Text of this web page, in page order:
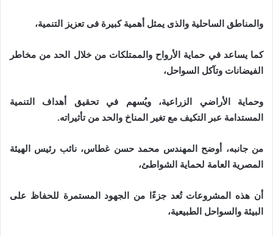
والمناطق الساحلية والذى يمثل أهمية كبيرة فى تعزيز التنمية،
كما يساعد في حماية الأرواح والممتلكات من خلال الحد من مخاطر
الفيضانات وتآكل السواحل،
وحماية الأراضي الزراعية، ويُسهم في تحقيق أهداف التنمية
المستدامة عبر التكيف مع تغير المناخ والحد من تأثيراته.
من جانبه، أوضح المهندس محمد حسن غطاس، نائب رئيس الهيئة
المصرية العامة لحماية الشواطئ،
أن هذه المشروعات تُعد جزءًا من الجهود المستمرة للحفاظ على
البيئة والسواحل الطبيعية،